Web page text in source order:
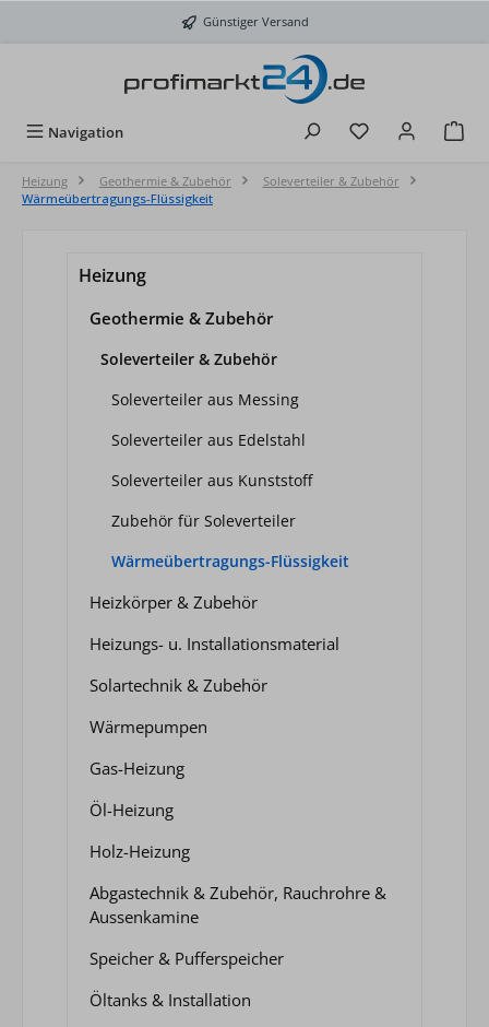
Günstiger Versand
Navigation Du hast 0
Heizung Geothermie & Zubehör
Soleverteiler & Zubehör
Wärmeübertragungs-Flüssigkeit
Heizung
Geothermie & Zubehör
Soleverteiler & Zubehör
Soleverteiler aus Messing
Soleverteiler aus Edelstahl
Soleverteiler aus Kunststoff
Zubehör für Soleverteiler
Wärmeübertragungs-Flüssigkeit
Heizkörper & Zubehör
Heizungs- u. Installationsmaterial
Solartechnik & Zubehör
Wärmepumpen
Gas-Heizung
Öl-Heizung
Holz-Heizung
Abgastechnik & Zubehör, Rauchrohre &
Aussenkamine
Speicher & Pufferspeicher
Öltanks & Installation